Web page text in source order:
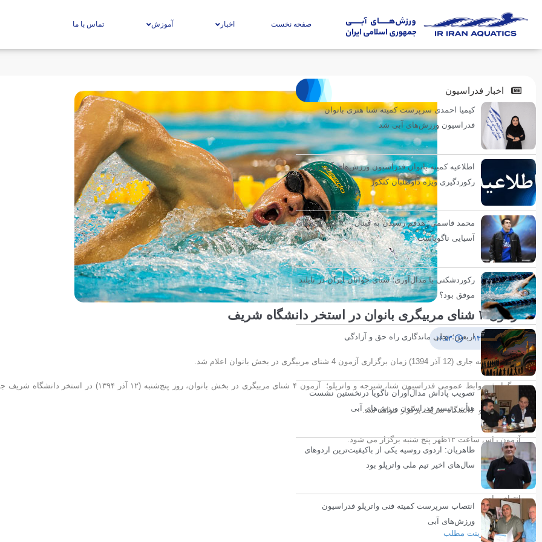
صفحه نخست اخبار آموزش تماس با ما
آزمون ۴ شنای مربیگری بانوان در استخر دانشگاه شریف
۹ آذر ۱۳۹۴ ۱۶:۵۳
پنج شنبه هفته جاری (12 آذر 1394) زمان برگزاری آزمون 4 شنای مربیگری در بخش بانوان اعلام شد.
به گزارش روابط عمومی فدراسیون شنا، شیرجه و واترپلو؛ آزمون ۴ شنای مربیگری در بخش بانوان، روز پنج‌شنبه (۱۲ آذر ۱۳۹۴) در استخر
ایستگاه مترو دانشگاه شریف برگزار خواهد شد.
آزمون راس ساعت ۱۲ظهر پنج شنبه برگزار می شود.
انتهای پیام
پرینت مطلب
اخبار فدراسیون
کیمیا احمدی سرپرست کمیته شنا هنری بانوان
فدراسیون ورزش‌های آبی شد
اطلاعیه کمیته بانوان فدراسیون ورزش‌های آبی درباره
رکوردگیری ویژه داوطلبان کنکور
محمد قاسمی: هدفم رسیدن به فینال ۴۰۰ متر بازی‌های
آسیایی ناگویاست
رکوردشکنی یا مدال‌آوری؛ شنای جوانان ایران در تایلند
موفق بود؟
اربعین؛ تجلی ماندگاری راه حق و آزادگی
تصویب پاداش مدال‌آوران ناگویا درنخستین نشست
هیأت رئیسه فدراسیون ورزش‌های آبی
طاهریان: اردوی روسیه یکی از باکیفیت‌ترین اردوهای
سال‌های اخیر تیم ملی واترپلو بود
انتصاب سرپرست کمیته فنی واترپلو فدراسیون
ورزش‌های آبی